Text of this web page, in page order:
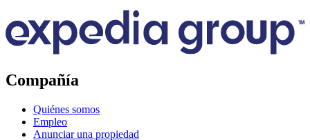
Compañía
Quiénes somos
Empleo
Anunciar una propiedad